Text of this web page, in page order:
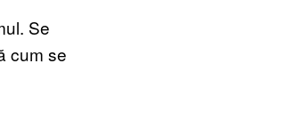
Se
cum se